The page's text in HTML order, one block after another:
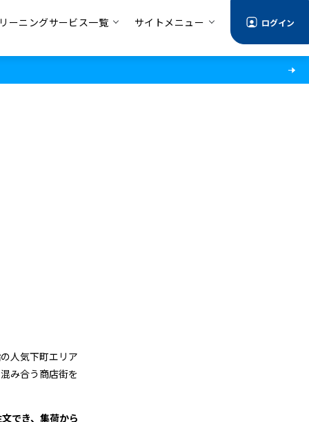
ーニングサービス一覧 サイトメニュー ログイン
人気下町エリア
み合う商店街を
でき、集荷から